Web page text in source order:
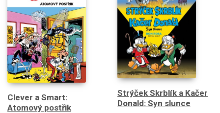
Clever a Smart:
Atomový postřik
Strýček Skrblík a Kačer
Donald: Syn slunce